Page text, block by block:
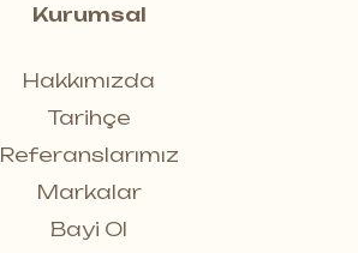
Kurumsal
Hakkımızda
Tarihçe
Referanslarımız
Markalar
Bayi Ol